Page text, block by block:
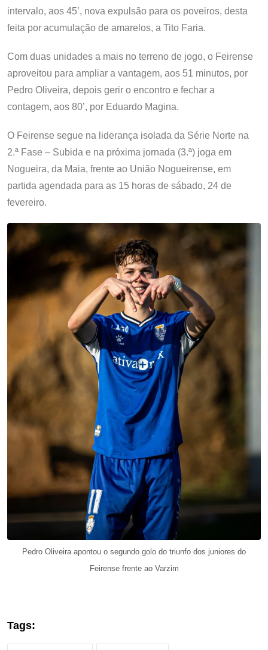
intervalo, aos 45’, nova expulsão para os poveiros, desta
feita por acumulação de amarelos, a Tito Faria.
Com duas unidades a mais no terreno de jogo, o Feirense
aproveitou para ampliar a vantagem, aos 51 minutos, por
Pedro Oliveira, depois gerir o encontro e fechar a
contagem, aos 80’, por Eduardo Magina.
O Feirense segue na liderança isolada da Série Norte na
2.ª Fase – Subida e na próxima jornada (3.ª) joga em
Nogueira, da Maia, frente ao União Nogueirense, em
partida agendada para as 15 horas de sábado, 24 de
fevereiro.
Pedro Oliveira apontou o segundo golo do triunfo dos juniores do
Feirense frente ao Varzim
Tags: